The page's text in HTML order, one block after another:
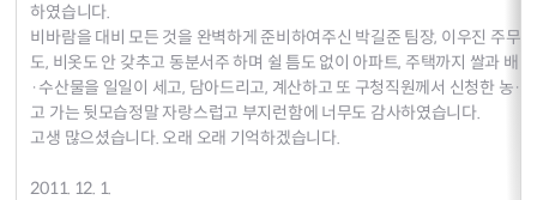
하였습니다.
비바람을 대비 모든 것을 완벽하게 준비하여주신 박길준 팀장, 이우진 주무
도, 비옷도 안 갖추고 동분서주 하며 쉴 틈도 없이 아파트, 주택까지 쌀과 배
·수산물을 일일이 세고, 담아드리고, 계산하고 또 구청직원께서 신청한 농·
고 가는 뒷모습정말 자랑스럽고 부지런함에 너무도 감사하였습니다.
고생 많으셨습니다. 오래 오래 기억하겠습니다.
2011. 12. 1.